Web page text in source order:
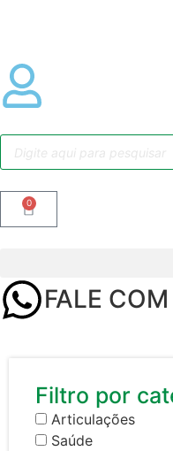
0
FALE
Filtro por
Articulações
Saúde